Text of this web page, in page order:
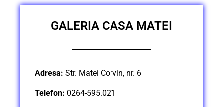
GALERIA CASA MATEI
Adresa: Str. Matei Corvin, nr. 6
Telefon: 0264-595.021